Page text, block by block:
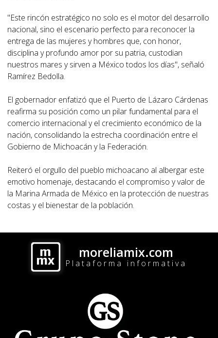
"Este rincón estratégico no solo es el motor del desarrollo
nacional, sino el escenario perfecto para reconocer la
entrega de las mujeres y hombres que, con honor,
disciplina y profundo amor por su patria, custodian
nuestros mares y sirven a México todos los días", señaló
Ramírez Bedolla.
El gobernador enfatizó que el Puerto de Lázaro Cárdenas
reafirma su posición como un pilar fundamental para el
comercio internacional y el crecimiento económico de la
nación, consolidando la estrecha coordinación entre el
Gobierno de Michoacán y la Federación.
Reiteró el orgullo del pueblo michoacano al albergar este
emotivo homenaje, destacando el compromiso y valor de
la Marina Armada de México en la protección de nuestras
costas y el bienestar de la población.
moreliamix.com
Plataforma informativa